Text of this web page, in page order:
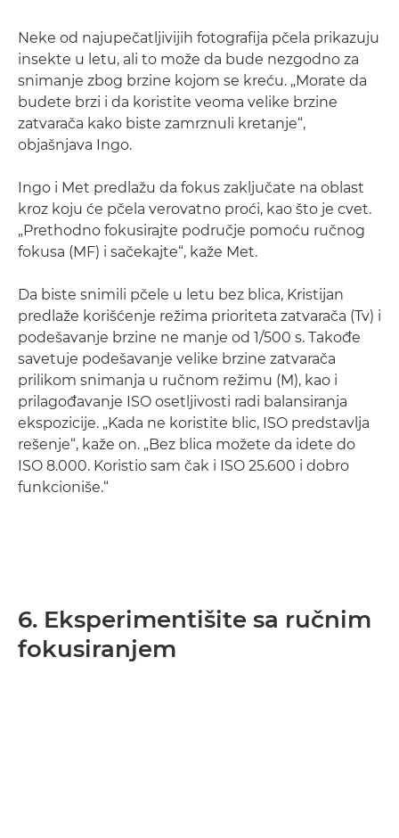
Neke od najupečatljivijih fotografija pčela prikazuju
insekte u letu, ali to može da bude nezgodno za
snimanje zbog brzine kojom se kreću. „Morate da
budete brzi i da koristite veoma velike brzine
zatvarača kako biste zamrznuli kretanje“,
objašnjava Ingo.
Ingo i Met predlažu da fokus zaključate na oblast
kroz koju će pčela verovatno proći, kao što je cvet.
„Prethodno fokusirajte područje pomoću ručnog
fokusa (MF) i sačekajte“, kaže Met.
Da biste snimili pčele u letu bez blica, Kristijan
predlaže korišćenje režima prioriteta zatvarača (Tv) i
podešavanje brzine ne manje od 1/500 s. Takođe
savetuje podešavanje velike brzine zatvarača
prilikom snimanja u ručnom režimu (M), kao i
prilagođavanje ISO osetljivosti radi balansiranja
ekspozicije. „Kada ne koristite blic, ISO predstavlja
rešenje“, kaže on. „Bez blica možete da idete do
ISO 8.000. Koristio sam čak i ISO 25.600 i dobro
funkcioniše.“
6. Eksperimentišite sa ručnim
fokusiranjem